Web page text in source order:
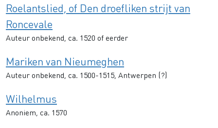
Roelantslied, of Den droefliken strijt van
Roncevale
Auteur onbekend, ca. 1520 of eerder
Mariken van Nieumeghen
Auteur onbekend, ca. 1500-1515, Antwerpen (?)
Wilhelmus
Anoniem, ca. 1570